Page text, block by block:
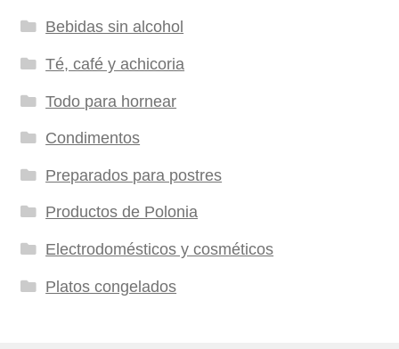
Bebidas sin alcohol
Té, café y achicoria
Todo para hornear
Condimentos
Preparados para postres
Productos de Polonia
Electrodomésticos y cosméticos
Platos congelados